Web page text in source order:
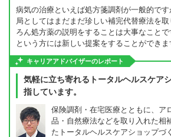
病気の治療といえば処方箋調剤が一般的で
局としてはまだまだ珍しい補完代替療法を
ろん処方薬の説明をすることは大事なこと
という方には新しい提案をすることができま
キャリアアドバイザーのレポート
気軽に立ち寄れるトータルヘルスケア
指しています。
保険調剤・在宅医療とともに、ア
品・自然療法などを取り入れた相
たトータルヘルスケアショップづ